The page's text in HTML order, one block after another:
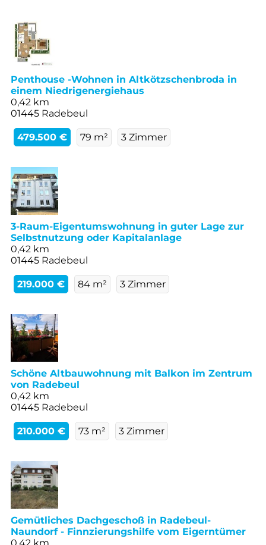
Penthouse -Wohnen in Altkötzschenbroda in
einem Niedrigenergiehaus
0,42 km
01445 Radebeul
479.500 € 79 m² 3 Zimmer
3-Raum-Eigentumswohnung in guter Lage zur
Selbstnutzung oder Kapitalanlage
0,42 km
01445 Radebeul
219.000 € 84 m² 3 Zimmer
Schöne Altbauwohnung mit Balkon im Zentrum
von Radebeul
0,42 km
01445 Radebeul
210.000 € 73 m² 3 Zimmer
Gemütliches Dachgeschoß in Radebeul-
Naundorf - Finnzierungshilfe vom Eigerntümer